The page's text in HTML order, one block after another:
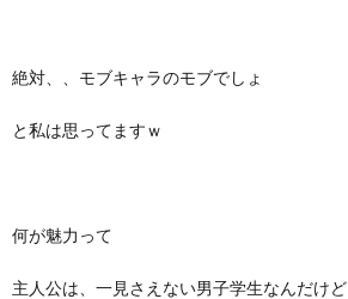
絶対、、モブキャラのモブでしょ
と私は思ってますｗ
何が魅力って
主人公は、一見さえない男子学生なんだけど